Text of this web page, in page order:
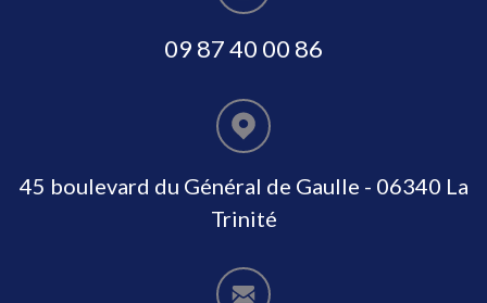
09 87 40 00 86
45 boulevard du Général de Gaulle - 06340 La
Trinité